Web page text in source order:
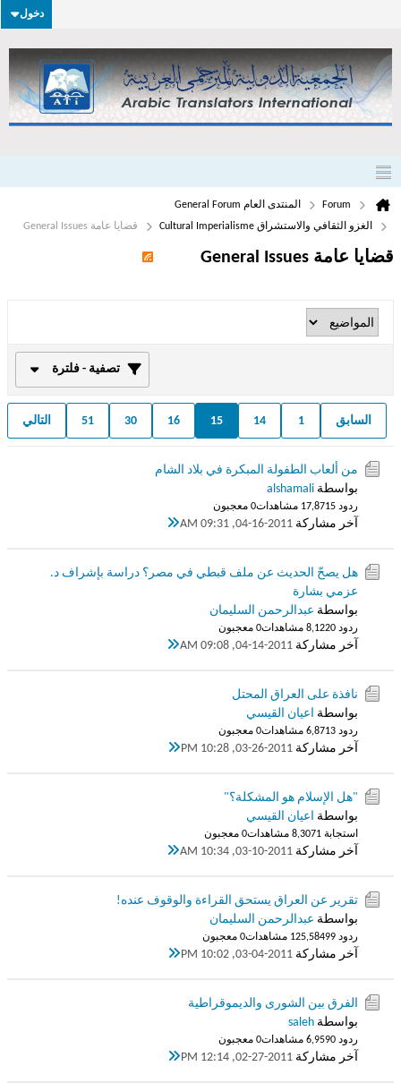
دخول
Forum
المنتدى العام General Forum
الغزو الثقافي والاستشراق Cultural Imperialisme
قضايا عامة General Issues
قضايا عامة General Issues
تصفية - فلترة
السابق 1
14
15
16
30
51 التالي
من ألعاب الطفولة المبكرة في بلاد الشام
بواسطة alshamali
ردود 5 17,871 مشاهدات 0 معجبون
آخر مشاركة 04-16-2011, 09:31 AM
هل يصحّ الحديث عن ملف قبطي في مصر؟ دراسة بإشراف د.
عزمي بشارة
بواسطة عبدالرحمن السليمان
ردود 0 8,122 مشاهدات 0 معجبون
آخر مشاركة 04-14-2011, 09:08 AM
نافذة على العراق المحتل
بواسطة اعيان القيسي
ردود 3 6,871 مشاهدات 0 معجبون
آخر مشاركة 03-26-2011, 10:28 PM
"هل الإسلام هو المشكلة؟"
بواسطة اعيان القيسي
استجابة 1 8,307 مشاهدات 0 معجبون
آخر مشاركة 03-10-2011, 10:34 AM
تقرير عن العراق يستحق القراءة والوقوف عنده!
بواسطة عبدالرحمن السليمان
ردود 99 125,584 مشاهدات 0 معجبون
آخر مشاركة 03-04-2011, 10:02 PM
الفرق بين الشورى والديموقراطية
بواسطة saleh
ردود 0 6,959 مشاهدات 0 معجبون
آخر مشاركة 02-27-2011, 12:14 PM